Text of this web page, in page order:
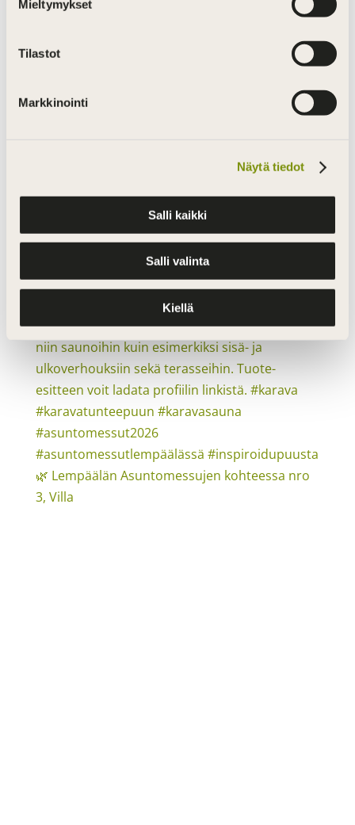
Mieltymykset
Tilastot
Markkinointi
Näytä tiedot
Salli kaikki
Salli valinta
Kiellä
🌿 Lempäälän Asuntomessujen kohteessa nro
3, Villa